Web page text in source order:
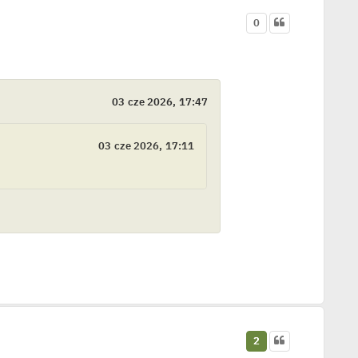
0
03 cze 2026, 17:47
03 cze 2026, 17:11
2